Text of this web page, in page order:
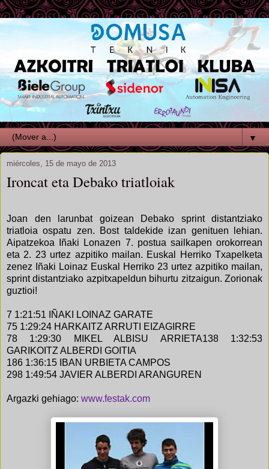
▼
miércoles, 15 de mayo de 2013
Ironcat eta Debako triatloiak
Joan den larunbat goizean Debako sprint distantziako
triatloia ospatu zen. Bost taldekide izan genituen lehian.
Aipatzekoa Iñaki Lonazen 7. postua sailkapen orokorrean
eta 2. 23 urtez azpitiko mailan. Euskal Herriko Txapelketa
zenez Iñaki Loinaz Euskal Herriko 23 urtez azpitiko mailan,
sprint distantziako azpitxapeldun bihurtu zitzaigun. Zorionak
guztioi!
7 1:21:51 IÑAKI LOINAZ GARATE
75 1:29:24 HARKAITZ ARRUTI EIZAGIRRE
78 1:29:30 MIKEL ALBISU ARRIETA138 1:32:53
GARIKOITZ ALBERDI GOITIA
186 1:36:15 IBAN URBIETA CAMPOS
298 1:49:54 JAVIER ALBERDI ARANGUREN
Argazki gehiago: www.festak.com